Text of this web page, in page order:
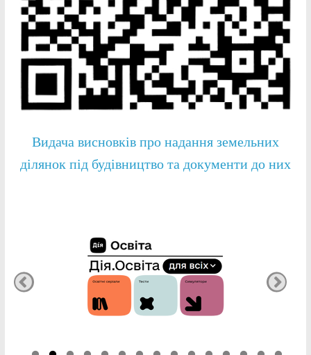
Видача висновків про надання земельних
ділянок під будівництво та документи до них